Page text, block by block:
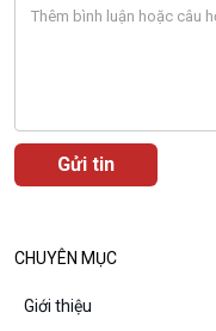
CHUYÊN MỤC
Giới thiệu